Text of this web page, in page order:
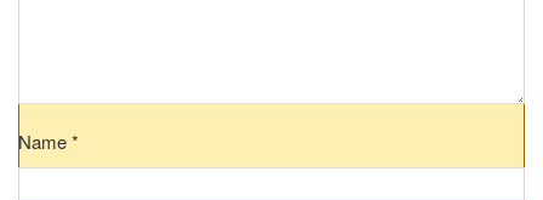
Name*